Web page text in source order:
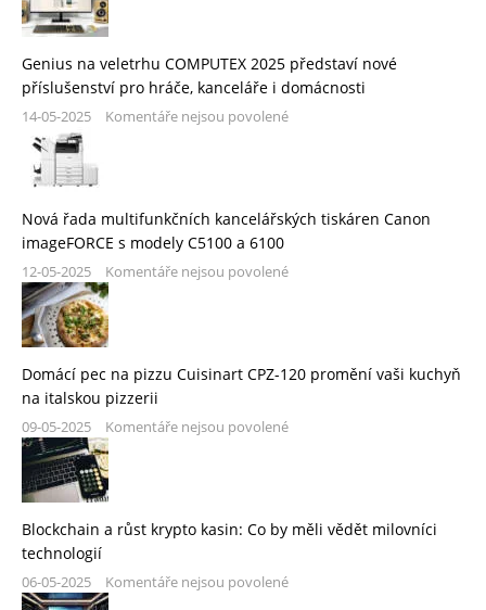
Genius na veletrhu COMPUTEX 2025 představí nové
příslušenství pro hráče, kanceláře i domácnosti
14-05-2025 Komentáře nejsou povolené
Nová řada multifunkčních kancelářských tiskáren Canon
imageFORCE s modely C5100 a 6100
12-05-2025 Komentáře nejsou povolené
Domácí pec na pizzu Cuisinart CPZ-120 promění vaši kuchyň
na italskou pizzerii
09-05-2025 Komentáře nejsou povolené
Blockchain a růst krypto kasin: Co by měli vědět milovníci
technologií
06-05-2025 Komentáře nejsou povolené